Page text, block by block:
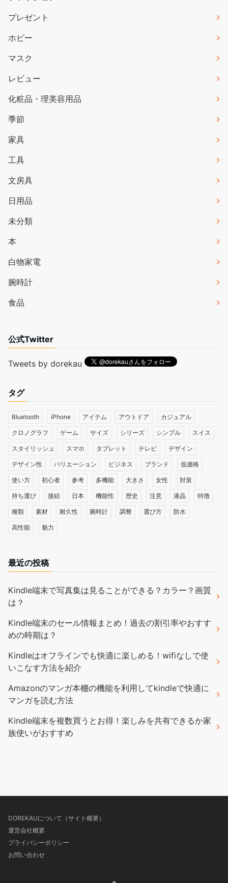
プレゼント
ホビー
マスク
レビュー
化粧品・理美容用品
季節
家具
工具
文房具
日用品
未分類
本
白物家電
腕時計
食品
公式Twitter
Tweets by dorekau
タグ
Bluetooth iPhone アイテム アウトドア カジュアル
クロノグラフ ゲーム サイズ シリーズ シンプル スイス
スタイリッシュ スマホ タブレット テレビ デザイン
デザイン性 バリエーション ビジネス ブランド 低価格
使い方 初心者 参考 多機能 大きさ 女性 対策
持ち運び 接続 日本 機能性 歴史 注意 液晶 特徴
種類 素材 耐久性 腕時計 調整 選び方 防水
高性能 魅力
最近の投稿
Kindle端末で写真集は見ることができる？カラー？画質
は？
Kindle端末のセール情報まとめ！過去の割引率やおすす
めの時期は？
Kindleはオフラインでも快適に楽しめる！wifiなしで使
いこなす方法を紹介
Amazonのマンガ本棚の機能を利用してkindleで快適に
マンガを読む方法
Kindle端末を複数買うとお得！楽しみを共有できるか家
族使いがおすすめ
DOREKAUについて（サイト概要）
運営会社概要
プライバシーポリシー
お問い合わせ